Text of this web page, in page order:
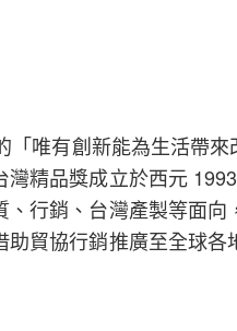
唯有創新能為生活帶
精品獎成立於西元
行銷、台灣產製等面向
貿協行銷推廣至全球各